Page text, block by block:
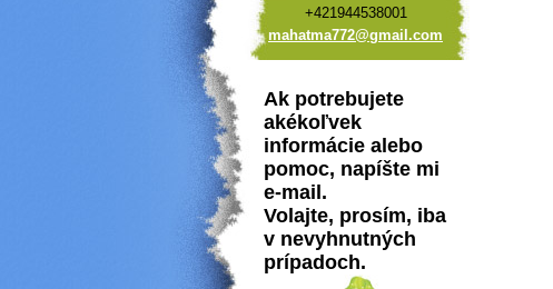
+421944538001
mahatma772@gmail .com
Ak potrebujete
akékoľvek
informácie alebo
pomoc, napíšte mi
e-mail.
Volajte, prosím, iba
v nevyhnutných
prípadoch.